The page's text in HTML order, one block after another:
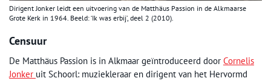
Dirigent Jonker leidt een uitvoering van de Matthäus Passion in de Alkmaarse
Grote Kerk in 1964. Beeld: ‘Ik was erbij’, deel 2 (2010).
Censuur
De Matthäus Passion is in Alkmaar geïntroduceerd door Cornelis
Jonker uit Schoorl: muziekleraar en dirigent van het Hervormd